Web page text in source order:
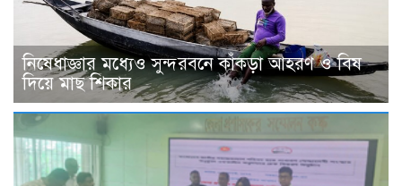
নিষেধাজ্ঞার মধ্যেও সুন্দরবনে কাঁকড়া আহরণ ও বিষ
দিয়ে মাছ শিকার